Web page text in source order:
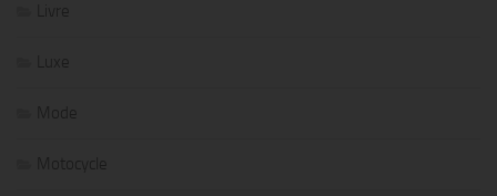
Livre
Luxe
Mode
Motocycle